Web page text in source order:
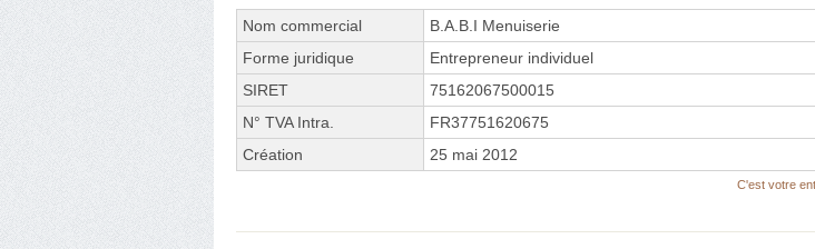
Nom commercial
B.A.B.I Menuiserie
Forme juridique
Entrepreneur individuel
SIRET
75162067500015
N° TVA Intra.
FR37751620675
Création
25 mai 2012
C'est votre